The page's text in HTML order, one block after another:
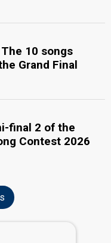
10 songs
Grand Final
final 2 of the
Contest 2026